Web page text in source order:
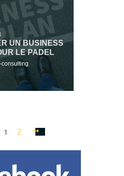
UN BUSINESS
LE PADEL
Navigation
articles
Page
1 Page
2